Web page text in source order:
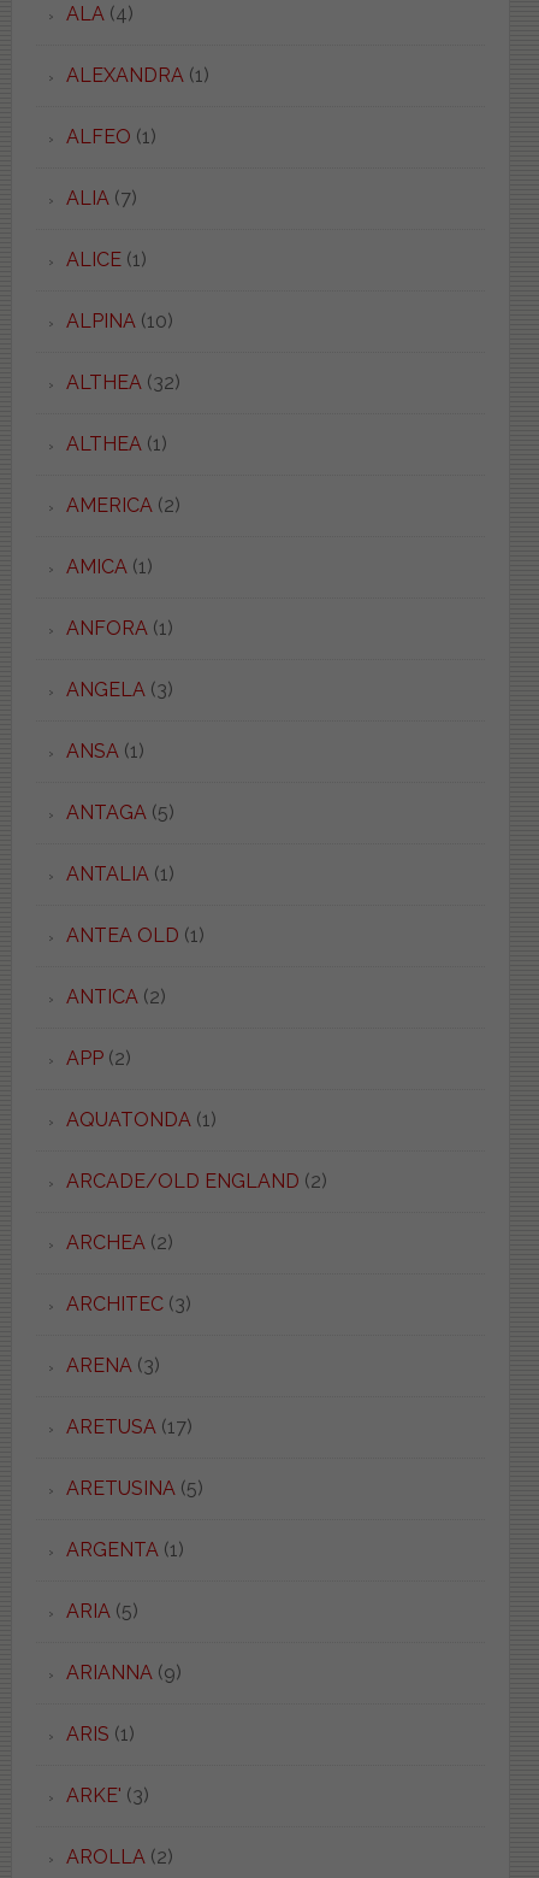
ALA(4)
ALEXANDRA(1)
ALFEO (1)
ALIA(7)
ALICE(1)
ALPINA(10)
ALTHEA(32)
ALTHEA(1)
AMERICA(2)
AMICA(1)
ANFORA(1)
ANGELA(3)
ANSA(1)
ANTAGA(5)
ANTALIA(1)
ANTEA OLD (1)
ANTICA(2)
APP(2)
AQUATONDA(1)
ARCADE/OLD ENGLAND (2)
ARCHEA(2)
ARCHITEC(3)
ARENA(3)
ARETUSA(17)
ARETUSINA(5)
ARGENTA(1)
ARIA(5)
ARIANNA(9)
ARIS (1)
ARKE' (3)
AROLLA(2)